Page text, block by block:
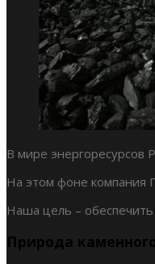
В мире энергоресурсов
На этом фоне компания
Наша цель – обеспечить
Природа